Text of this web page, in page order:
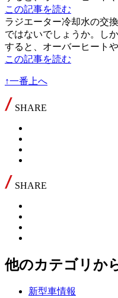
この記事を読む
ラジエーター冷却水の交
ではないでしょうか。し
すると、オーバーヒート
この記事を読む
↑一番上へ
SHARE
SHARE
他のカテゴリか
新型車情報